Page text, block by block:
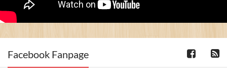
Facebook Fanpage